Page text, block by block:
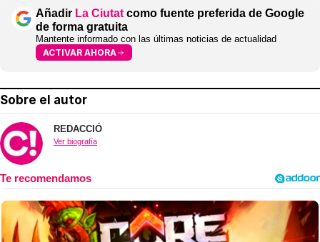
Añadir La Ciutatcomo fuente preferida de Google
de forma gratuita
Mantente informado con las últimas noticias de actualidad
ACTIVAR AHORA
Sobre el autor
REDACCIÓ
Ver biografía